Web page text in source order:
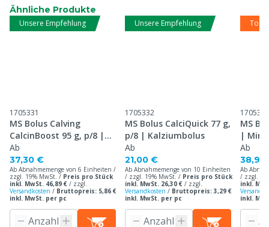
Ähnliche Produkte
Unsere Empfehlung
1705331
MS Bolus Calving
CalcinBoost 95 g, p/8 |
Kalziumbolus
Ab
37,30 €
Ab Abnahmemenge von 6 Einheiten /
zzgl. 19% MwSt. / Preis pro Stück
inkl. MwSt. 46,89 € / zzgl.
Versandkosten / Bruttopreis: 5,86 €
inkl. MwSt. per pc
Unsere Empfehlung
1705332
MS Bolus CalciQuick 77 g,
p/8 | Kalziumbolus
Ab
21,00 €
Ab Abnahmemenge von 10 Einheiten
/ zzgl. 19% MwSt. / Preis pro Stück
inkl. MwSt. 26,30 € / zzgl.
Versandkosten / Bruttopreis: 3,29 €
inkl. MwSt. per pc
Top
1705333
MS
|
Ab
38,90
Ab
/ zzgl.
inkl.
inkl.